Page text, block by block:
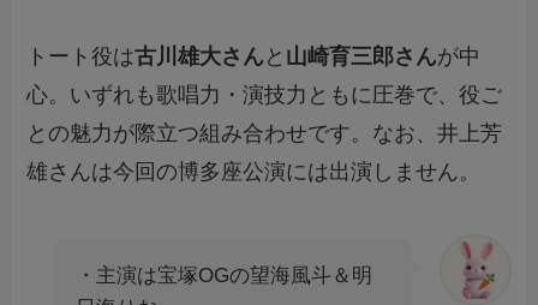
トート役は古川雄大さんと 山崎育三郎さんが中
心。いずれも歌唱力・演技力ともに圧巻で、役ご
との魅力が際立つ組み合わせです。なお、井上芳
雄さんは今回の博多座公演には出演しません。
・主演は宝塚OGの望海風斗＆明